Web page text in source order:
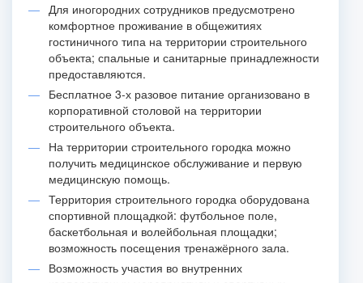
Для иногородних сотрудников предусмотрено
комфортное проживание в общежитиях
гостиничного типа на территории строительного
объекта; спальные и санитарные принадлежности
предоставляются.
Бесплатное 3-х разовое питание организовано в
корпоративной столовой на территории
строительного объекта.
На территории строительного городка можно
получить медицинское обслуживание и первую
медицинскую помощь.
Территория строительного городка оборудована
спортивной площадкой: футбольное поле,
баскетбольная и волейбольная площадки;
возможность посещения тренажёрного зала.
Возможность участия во внутренних